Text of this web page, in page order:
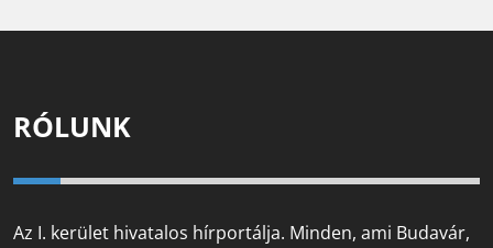
RÓLUNK
Az I. kerület hivatalos hírportálja. Minden, ami Budavár,